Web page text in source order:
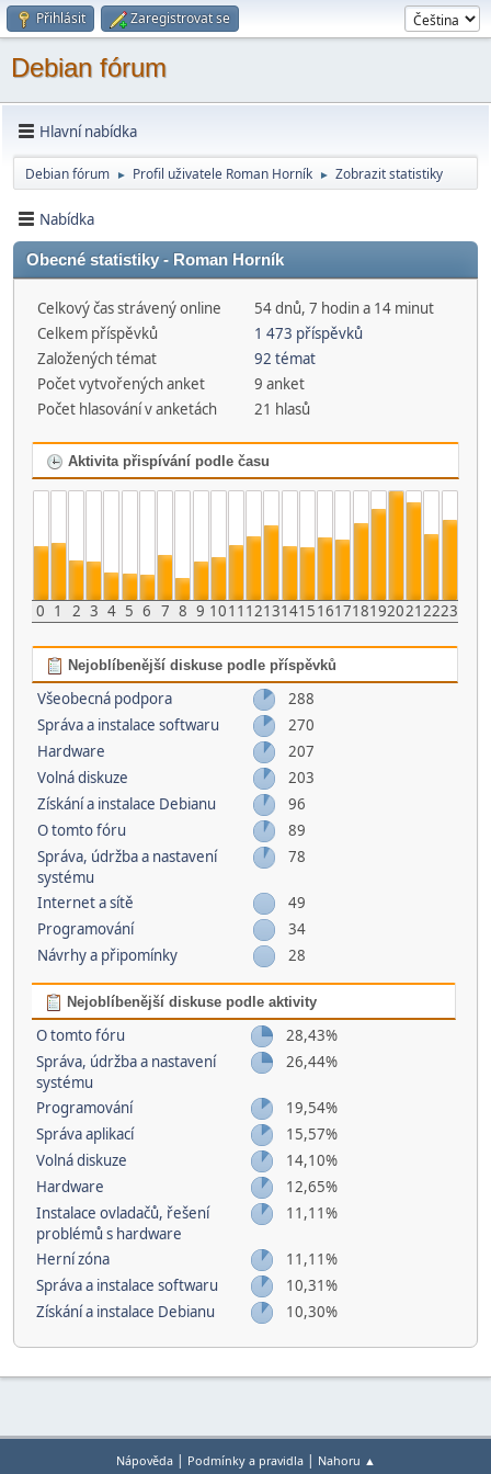
Přihlásit Zaregistrovat se
Debian fórum
Hlavní nabídka
Debian fórum ► Profil uživatele Roman Horník ► Zobrazit statistiky
Nabídka
Obecné statistiky - Roman Horník
Celkový čas strávený online
54 dnů, 7 hodin a 14 minut
Celkem příspěvků
1 473 příspěvků
Založených témat
92 témat
Počet vytvořených anket
9 anket
Počet hlasování v anketách
21 hlasů
Aktivita přispívání podle času
0 1 2 3 4 5 6 7 8 9 1011 121314151617181920212223
Nejoblíbenější diskuse podle příspěvků
Všeobecná podpora
288
Správa a instalace softwaru
270
Hardware
207
Volná diskuze
203
Získání a instalace Debianu
96
O tomto fóru
89
Správa, údržba a nastavení
systému
78
Internet a sítě
49
Programování
34
Návrhy a připomínky
28
Nejoblíbenější diskuse podle aktivity
O tomto fóru
28,43%
Správa, údržba a nastavení
systému
26,44%
Programování
19,54%
Správa aplikací
15,57%
Volná diskuze
14,10%
Hardware
12,65%
Instalace ovladačů, řešení
problémů s hardware
11,11%
Herní­ zóna
11,11%
Správa a instalace softwaru
10,31%
Získání a instalace Debianu
10,30%
Nápověda| Podmínky a pravidla| Nahoru ▲